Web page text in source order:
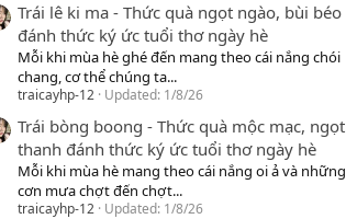
Trái lê ki ma - Thức quà ngọt ngào, bùi béo
đánh thức ký ức tuổi thơ ngày hè
Mỗi khi mùa hè ghé đến mang theo cái nắng chói
chang, cơ thể chúng ta...
traicayhp-12 Updated: 1/8/26
Trái bòng boong - Thức quà mộc mạc, ngọt
thanh đánh thức ký ức tuổi thơ ngày hè
Mỗi khi mùa hè mang theo cái nắng oi ả và những
cơn mưa chợt đến chợt...
traicayhp-12 Updated: 1/8/26